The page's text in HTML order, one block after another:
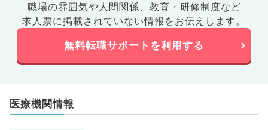
職場の雰囲気や人間関係、 教育・研修制度など
求人票に掲載されていない情報をお伝えします。
無料転職サポートを利用する
医療機関情報